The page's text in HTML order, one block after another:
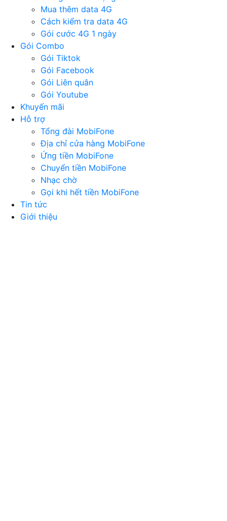
Mua thêm data 4G
Cách kiểm tra data 4G
Gói cước 4G 1 ngày
Gói Combo
Gói Tiktok
Gói Facebook
Gói Liên quân
Gói Youtube
Khuyến mãi
Hỗ trợ
Tổng đài MobiFone
Địa chỉ cửa hàng MobiFone
Ứng tiền MobiFone
Chuyển tiền MobiFone
Nhạc chờ
Gọi khi hết tiền MobiFone
Tin tức
Giới thiệu